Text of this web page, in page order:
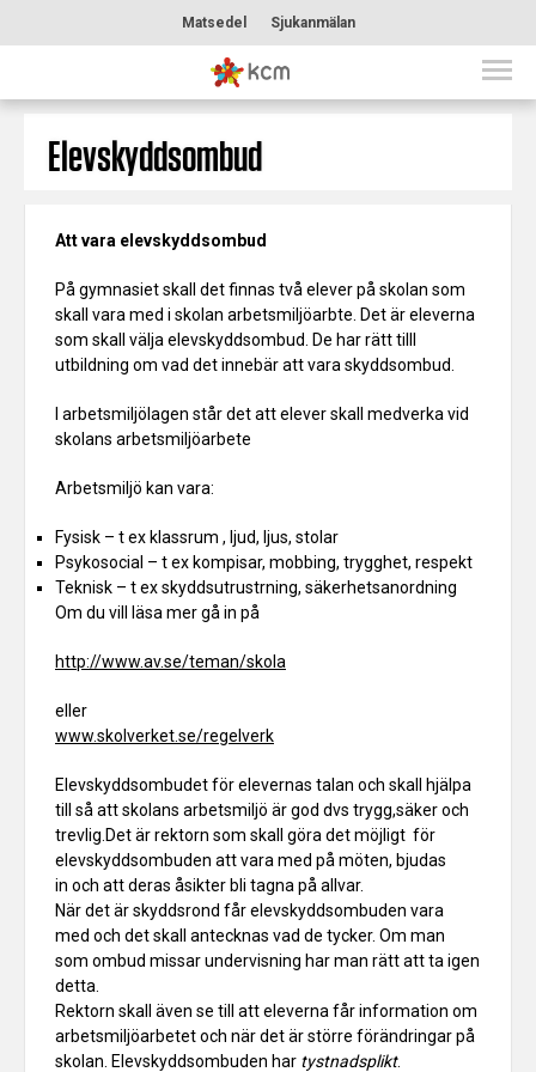
Matsedel Sjukanmälan
Elevskyddsombud
Att vara elevskyddsombud
På gymnasiet skall det finnas två elever på skolan som
skall vara med i skolan arbetsmiljöarbte. Det är eleverna
som skall välja elevskyddsombud. De har rätt tilll
utbildning om vad det innebär att vara skyddsombud.
I arbetsmiljölagen står det att elever skall medverka vid
skolans arbetsmiljöarbete
Arbetsmiljö kan vara:
Fysisk – t ex klassrum , ljud, ljus, stolar
Psykosocial – t ex kompisar, mobbing, trygghet, respekt
Teknisk – t ex skyddsutrustrning, säkerhetsanordning
Om du vill läsa mer gå in på
http://www.av.se/teman/skola
eller
www.skolverket.se/regelverk
Elevskyddsombudet för elevernas talan och skall hjälpa
till så att skolans arbetsmiljö är god dvs trygg,säker och
trevlig.Det är rektorn som skall göra det möjligt för
elevskyddsombuden att vara med på möten, bjudas
in och att deras åsikter bli tagna på allvar.
När det är skyddsrond får elevskyddsombuden vara
med och det skall antecknas vad de tycker. Om man
som ombud missar undervisning har man rätt att ta igen
detta.
Rektorn skall även se till att eleverna får information om
arbetsmiljöarbetet och när det är större förändringar på
skolan. Elevskyddsombuden har tystnadsplikt.